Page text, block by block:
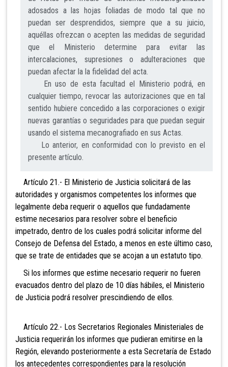
adosados a las hojas foliadas de modo tal que no
puedan ser desprendidos, siempre que a su juicio,
aquéllas ofrezcan o acepten las medidas de seguridad
que el Ministerio determine para evitar las
intercalaciones, supresiones o adulteraciones que
puedan afectar la la fidelidad del acta.
En uso de esta facultad el Ministerio podrá, en
cualquier tiempo, revocar las autorizaciones que en tal
sentido hubiere concedido a las corporaciones o exigir
nuevas garantías o seguridades para que puedan seguir
usando el sistema mecanografiado en sus Actas.
Lo anterior, en conformidad con lo previsto en el
presente artículo.
Artículo 21.- El Ministerio de Justicia solicitará de las
autoridades y organismos competentes los informes que
legalmente deba requerir o aquellos que fundadamente
estime necesarios para resolver sobre el beneficio
impetrado, dentro de los cuales podrá solicitar informe del
Consejo de Defensa del Estado, a menos en este último caso,
que se trate de entidades que se acojan a un estatuto tipo.
Si los informes que estime necesario requerir no fueren
evacuados dentro del plazo de 10 días hábiles, el Ministerio
de Justicia podrá resolver prescindiendo de ellos.
Artículo 22.- Los Secretarios Regionales Ministeriales de
Justicia requerirán los informes que pudieran emitirse en la
Región, elevando posteriormente a esta Secretaría de Estado
los antecedentes correspondientes para la resolución